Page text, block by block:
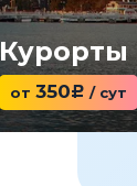
Курорты
от 350c / сут